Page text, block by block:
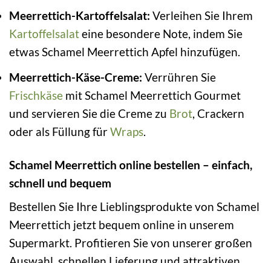
Meerrettich-Kartoffelsalat: Verleihen Sie Ihrem
Kartoffelsalateine besondere Note, indem Sie
etwas Schamel Meerrettich Apfel hinzufügen.
Meerrettich-Käse-Creme: Verrühren Sie
Frischkäse mit Schamel Meerrettich Gourmet
und servieren Sie die Creme zu Brot, Crackern
oder als Füllung fürWraps.
Schamel Meerrettich online bestellen – einfach,
schnell und bequem
Bestellen Sie Ihre Lieblingsprodukte von Schamel
Meerrettich jetzt bequem online in unserem
Supermarkt. Profitieren Sie von unserer großen